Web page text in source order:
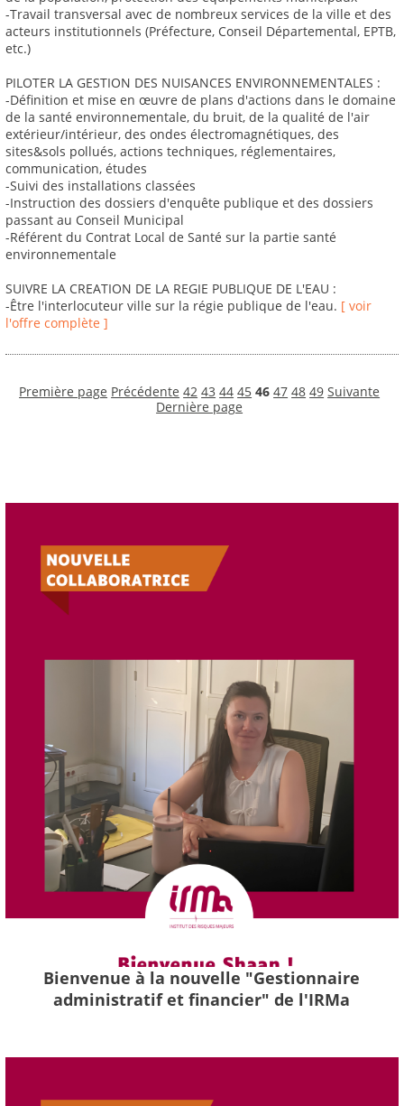
-Travail transversal avec de nombreux services de la ville et des
acteurs institutionnels (Préfecture, Conseil Départemental, EPTB,
etc.)
PILOTER LA GESTION DES NUISANCES ENVIRONNEMENTALES :
-Définition et mise en œuvre de plans d'actions dans le domaine
de la santé environnementale, du bruit, de la qualité de l'air
extérieur/intérieur, des ondes électromagnétiques, des
sites&sols pollués, actions techniques, réglementaires,
communication, études
-Suivi des installations classées
-Instruction des dossiers d'enquête publique et des dossiers
passant au Conseil Municipal
-Référent du Contrat Local de Santé sur la partie santé
environnementale
SUIVRE LA CREATION DE LA REGIE PUBLIQUE DE L'EAU :
-Être l'interlocuteur ville sur la régie publique de l'eau. [ voir
l'offre complète ]
Première page Précédente 42 43 44 45 46 47 48 49 Suivante
Dernière page
Bienvenue à la nouvelle "Gestionnaire
administratif et financier" de l'IRMa